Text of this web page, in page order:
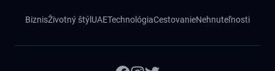
BiznisŽivotný štýl UAETechnológiaCestovanieNehnuteľnosti